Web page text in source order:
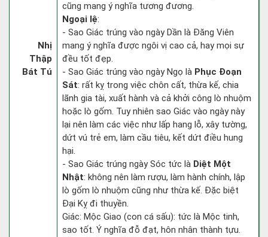
Nhị
Thập
Bát Tú
cũng mang ý nghĩa tương đương.
Ngoại lệ:
- Sao Giác trúng vào ngày Dần là Đăng Viên
mang ý nghĩa được ngôi vị cao cả, hay mọi sự
đều tốt đẹp.
- Sao Giác trúng vào ngày Ngọ là Phục Đoạn
Sát: rất kỵ trong việc chôn cất, thừa kế, chia
lãnh gia tài, xuất hành và cả khởi công lò nhuộm
hoặc lò gốm. Tuy nhiên sao Giác vào ngày này
lại nên làm các việc như lấp hang lỗ, xây tường,
dứt vú trẻ em, làm cầu tiêu, kết dứt điều hung
hại.
- Sao Giác trúng ngày Sóc tức là Diệt Một
Nhật: không nên làm rượu, làm hành chính, lập
lò gốm lò nhuộm cũng như thừa kế. Đặc biệt
Đại Kỵ đi thuyền.
Giác: Mộc Giao (con cá sấu): tức là Mộc tinh,
sao tốt. Ý nghĩa đỗ đạt, hôn nhân thành tựu.